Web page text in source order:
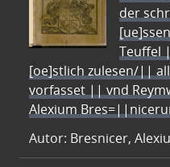
der
Teuffel
[oe]stlich zulesen/||
vorfasset || vnd
Alexium
Autor: Bresnicer,